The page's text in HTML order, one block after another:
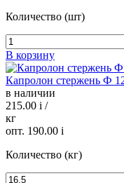
Количество (шт)
В корзину
Капролон стержень Ф
в наличии
215.00 i /
кг
опт. 190.00 i
Количество (кг)